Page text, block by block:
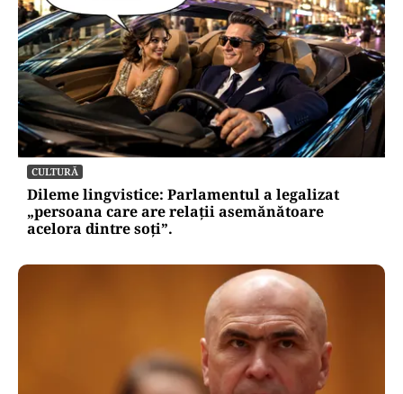
CULTURĂ
Dileme lingvistice: Parlamentul a legalizat
„persoana care are relații asemănătoare
acelora dintre soți”.